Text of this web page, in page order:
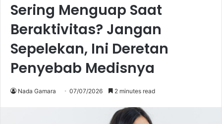
Sering Menguap Saat
Beraktivitas? Jangan
Sepelekan, Ini Deretan
Penyebab Medisnya
Nada Gamara 07/07/2026 2 minutes read